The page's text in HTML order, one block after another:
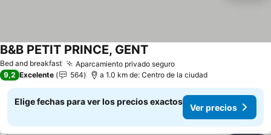
Bed and breakfast Aparcamiento privado seguro
B&B PETIT PRINCE, GENT
9,2 Excelente 564 a 1.0 km de: Centro de la ciudad
Elige fechas para ver los precios exactos
Ver precios